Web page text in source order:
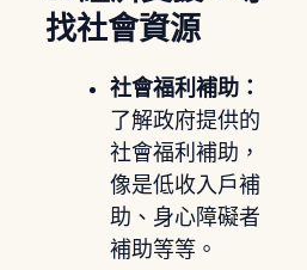
找社會資源
社會福利補助：
了解政府提供的
社會福利補助，
像是低收入戶補
助、身心障礙者
補助等等。